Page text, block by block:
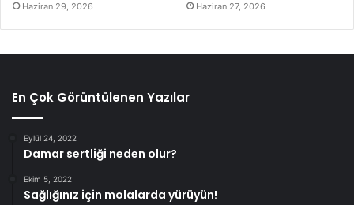
Haziran 29, 2026 Haziran 27, 2026
En Çok Görüntülenen Yazılar
Eylül 24, 2022
Damar sertliği neden olur?
Ekim 5, 2022
Sağlığınız için molalarda yürüyün!